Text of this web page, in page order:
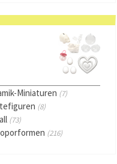
Miniaturen (7)
(8)
(73)
(216)